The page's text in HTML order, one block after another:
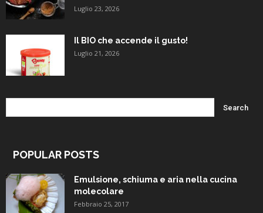
Luglio 23, 2026
Il BIO che accende il gusto!
Luglio 21, 2026
POPULAR POSTS
Emulsione, schiuma e aria nella cucina
molecolare
Febbraio 25, 2017